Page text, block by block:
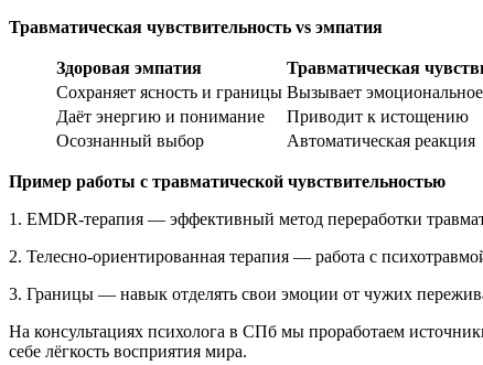
Травматическая чувствительность vs эмпатия
Здоровая эмпатия
Травматическая
Сохраняет ясность и границы Вызывает
Даёт энергию и понимание
Приводит к истощению
Осознанный выбор
Автоматическая реакция
Пример работы с травматической чувствительностью
1. EMDR-терапия — эффективный метод переработки
2. Телесно-ориентированная терапия — работа с
3. Границы — навык отделять свои эмоции от чужих
На консультациях психолога в СПб мы проработаем
себе лёгкость восприятия мира.